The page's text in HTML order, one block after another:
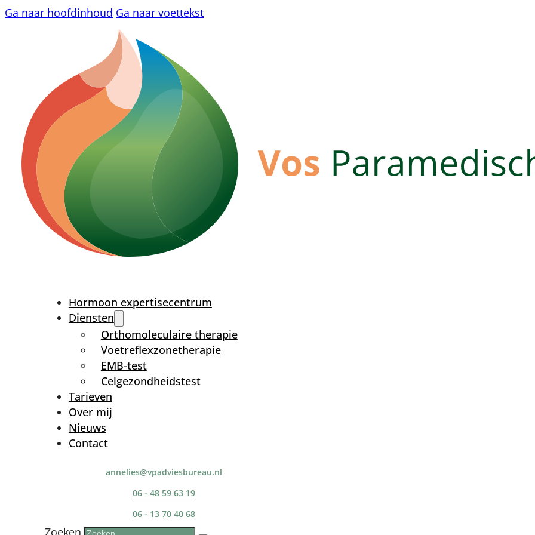
Ga naar hoofdinhoud Ga naar voettekst
Hormoon expertisecentrum
Diensten
Orthomoleculaire therapie
Voetreflexzonetherapie
EMB-test
Celgezondheidstest
Tarieven
Over mij
Nieuws
Contact
annelies@vpadviesbureau.nl
06 - 48 59 63 19
06 - 13 70 40 68
Zoeken